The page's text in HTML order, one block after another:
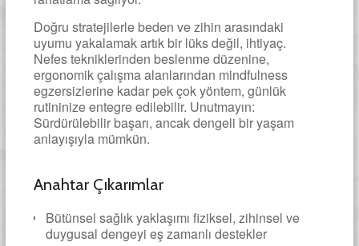
Doğru stratejilerle beden ve zihin arasındaki
uyumu yakalamak artık bir lüks değil, ihtiyaç.
Nefes tekniklerinden beslenme düzenine,
ergonomik çalışma alanlarından mindfulness
egzersizlerine kadar pek çok yöntem, günlük
rutininize entegre edilebilir. Unutmayın:
Sürdürülebilir başarı, ancak dengeli bir yaşam
anlayışıyla mümkün.
Anahtar Çıkarımlar
Bütünsel sağlık yaklaşımı fiziksel, zihinsel ve
duygusal dengeyi eş zamanlı destekler